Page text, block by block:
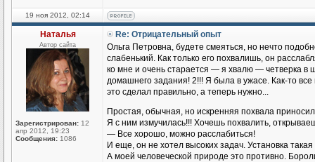
19 ноя 2012, 02:14
Наталья
Автор сайта
Зарегистрирован: 12
апр 2012, 19:23
Сообщения: 1086
Re: Отрицательный опыт
Ольга Петровна, будете смеяться, но нечто
слабенький. Как только его похвалишь, он
ко мне и очень старается — я хвалю — четверка
домашнего задания! 2!!! Я была в ужасе. Как-то
это сделал правильно, а теперь нужно...
Простая, обычная, но искренняя похвала
Я с ним измучилась!!! Хочешь похвалить,
— Все хорошо, можно расслабиться!
И еще, он не хотел высоких задач. Установка
А моей человеческой природе это противно.